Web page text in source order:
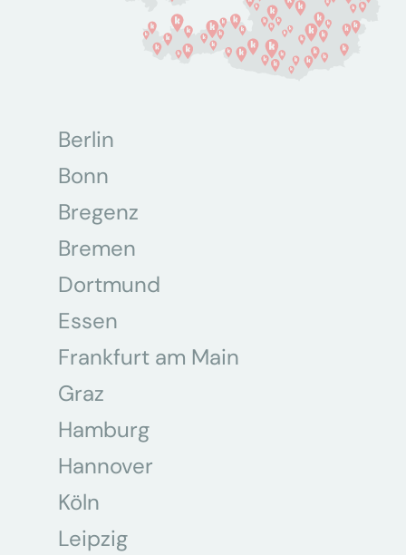
Berlin
Bonn
Bregenz
Bremen
Dortmund
Essen
Frankfurt am Main
Graz
Hamburg
Hannover
Köln
Leipzig